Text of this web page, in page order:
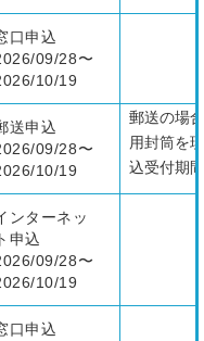
口申込
09/28〜
10/19
送申込
09/28〜
10/19
郵送の場
用封筒を
込受付期
ンターネッ
ト申込
09/28〜
10/19
口申込